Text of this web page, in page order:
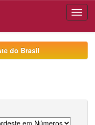
do Brasil